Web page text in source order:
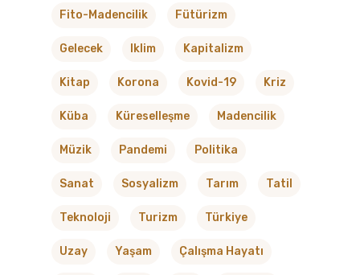
Fito-Madencilik Fütürizm
Gelecek Iklim Kapitalizm
Kitap Korona Kovid-19 Kriz
Küba Küreselleşme Madencilik
Müzik Pandemi Politika
Sanat Sosyalizm Tarım Tatil
Teknoloji Turizm Türkiye
Uzay Yaşam Çalışma Hayatı